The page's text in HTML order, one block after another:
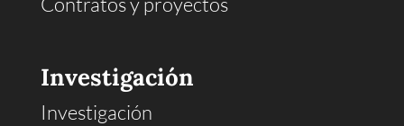
Investigación
Investigación